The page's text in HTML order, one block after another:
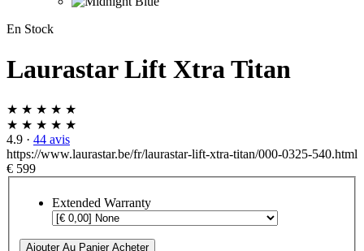
En Stock
Laurastar Lift Xtra Titan
★ ★ ★ ★ ★
★ ★ ★ ★ ★
4.9 · 44 avis
https://www.laurastar.be/fr/laurastar-lift-xtra-titan/000-0325-540.html
€ 599
Extended Warranty
Ajouter Au Panier Acheter